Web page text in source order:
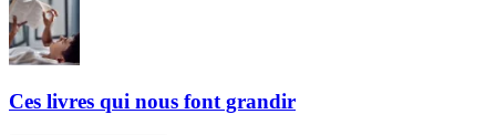
Ces livres qui nous font grandir